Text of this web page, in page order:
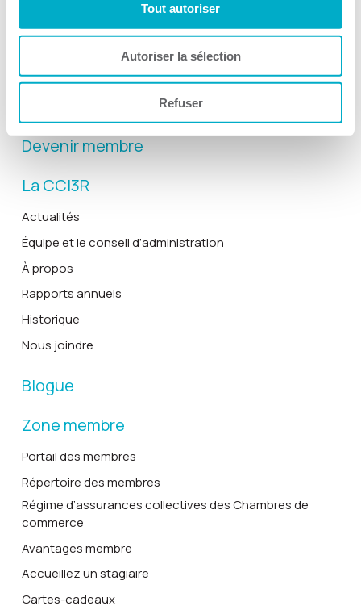
Tout autoriser
Autoriser la sélection
Refuser
Gala Radisson
Solutions RH
Devenir membre
La CCI3R
Actualités
Équipe et le conseil d’administration
À propos
Rapports annuels
Historique
Nous joindre
Blogue
Zone membre
Portail des membres
Répertoire des membres
Régime d’assurances collectives des Chambres de
commerce
Avantages membre
Accueillez un stagiaire
Cartes-cadeaux